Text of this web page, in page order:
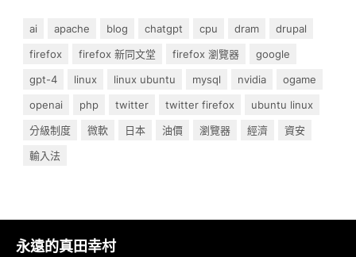
ai apache blog chatgpt cpu dram
drupal
firefox
firefox 新同文堂 firefox 瀏覽器
google
gpt-4
linux linux ubuntu mysql nvidia
ogame
openai
php twitter twitter firefox
ubuntu linux
分級制度
微軟 日本 油價 瀏覽器 經濟
資安
輸入法
永遠的真田幸村